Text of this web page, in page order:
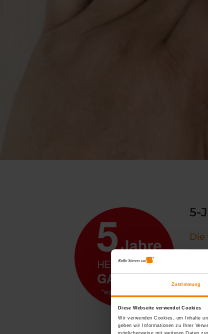
Zustimmung
Diese Webseite verwendet Cookies
Wir verwenden Cookies, um Inhalte
geben wir Informationen zu Ihrer
möglicherweise mit weiteren Daten
5-
Die